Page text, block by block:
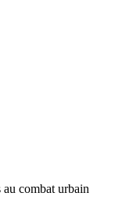
combat urbain